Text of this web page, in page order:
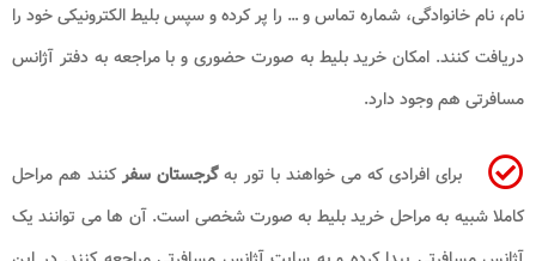
نام، نام خانوادگی، شماره تماس و … را پر کرده و سپس بلیط الکترونیکی خود را
دریافت کنند. امکان خرید بلیط به صورت حضوری و با مراجعه به دفتر آژانس
مسافرتی هم وجود دارد.
برای افرادی که می خواهند با تور بهگرجستان سفرکنند هم مراحل
کاملا شبیه به مراحل خرید بلیط به صورت شخصی است. آن ها می توانند یک